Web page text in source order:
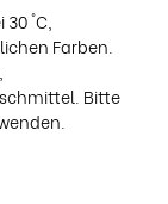
°C,
Farben.
Bitte